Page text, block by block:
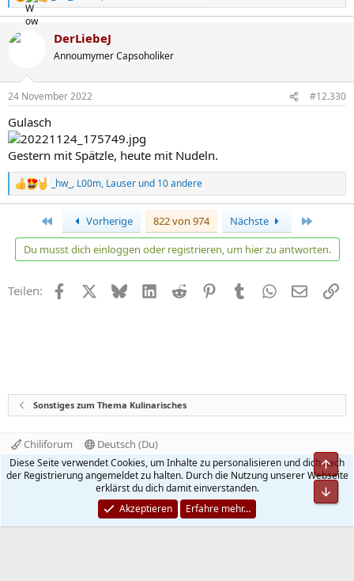
e
k
e
:
DerLiebeJ
Annoumymer Capsoholiker
24 November 2022 #12.330
Gulasch
Gestern mit Spätzle, heute mit Nudeln.
R
e
t
o
e
_hw_ , L00m, Lauser und 10 andere
Erste Vorherige 822 von 974 Nächste
Du musst dich einloggen oder registrieren, um hier zu antworten.
Teilen: Facebook BlueskyLinkedIn
Reddit PinterestTumblr WhatsApp
E-Mail
Sonstiges zum Thema Kulinarisches
Chiliforum
Deutsch (Du)
Kontakt
Nutzungsbedingungen
Datenschutz
Hilfe und Impressum
Start
R
S
Community platform by XenForo® © 2010-2026 XenForo Ltd.
Quality Add-Ons made withbyWMTech.
Diese Seite verwendet Cookies, um Inhalte zu personalisieren und dich nach
der Registrierung angemeldet zu halten. Durch die Nutzung unserer Webseite
erklärst du dich damit einverstanden.
Akzeptieren
Erfahre mehr…